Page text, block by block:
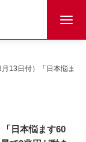
13日付）「日本悩ま
日本悩ます60